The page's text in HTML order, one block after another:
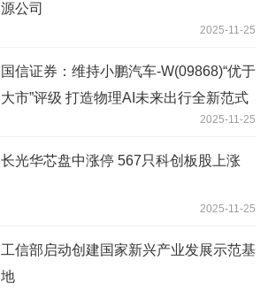
源公司
2025-11-25
国信证券：维持小鹏汽车-W(09868)“优于
大市”评级 打造物理AI未来出行全新范式
2025-11-25
长光华芯盘中涨停 567只科创板股上涨
2025-11-25
工信部启动创建国家新兴产业发展示范基
地